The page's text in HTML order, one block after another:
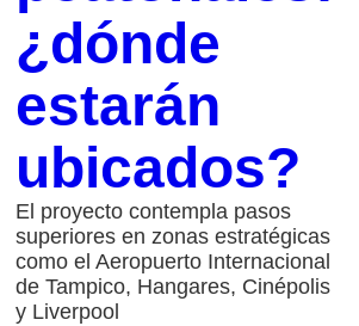
¿dónde
estarán
ubicados?
El proyecto contempla pasos
superiores en zonas estratégicas
como el Aeropuerto Internacional
de Tampico, Hangares, Cinépolis
y Liverpool